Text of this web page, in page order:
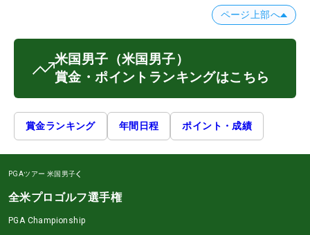
ページ上部へ
米国男子 （米国男子）
賞金・ポイントランキングはこちら
賞金ランキング 年間日程 ポイント・成績
PGAツアー 米国男子
全米プロゴルフ選手権
PGA Championship